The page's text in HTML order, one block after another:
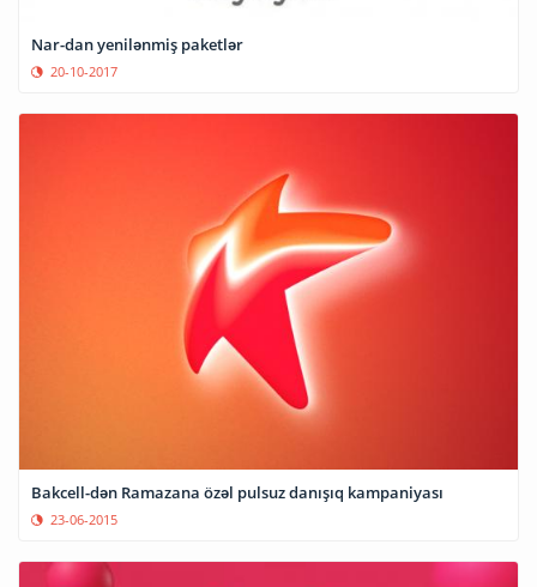
Nar-dan yenilənmiş paketlər
20-10-2017
Bakcell-dən Ramazana özəl pulsuz danışıq kampaniyası
23-06-2015